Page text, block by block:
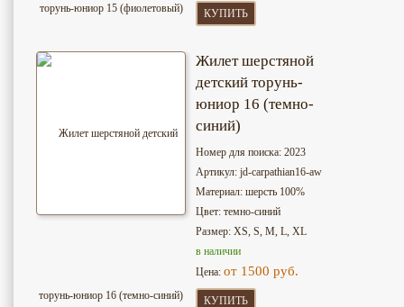
КУПИТЬ
Жилет шерстяной
детский торунь-
юниор 16 (темно-
синий)
Номер для поиска: 2023
Артикул: jd-сarpathian16-aw
Материал: шерсть 100%
Цвет: темно-синий
Размер: XS, S, M, L, XL
в наличии
Цена: от 1500 руб.
КУПИТЬ